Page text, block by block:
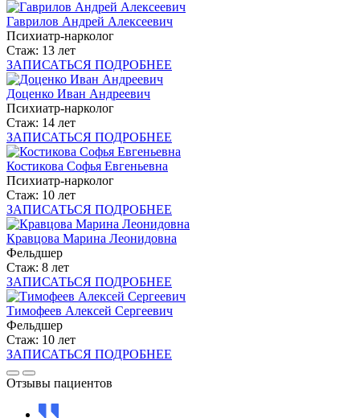
Гаврилов Андрей Алексеевич
Психиатр-нарколог
Стаж: 13 лет
ЗАПИСАТЬСЯ ПОДРОБНЕЕ
Доценко Иван Андреевич
Психиатр-нарколог
Стаж: 14 лет
ЗАПИСАТЬСЯ ПОДРОБНЕЕ
Костикова Софья Евгеньевна
Психиатр-нарколог
Стаж: 10 лет
ЗАПИСАТЬСЯ ПОДРОБНЕЕ
Кравцова Марина Леонидовна
Фельдшер
Стаж: 8 лет
ЗАПИСАТЬСЯ ПОДРОБНЕЕ
Тимофеев Алексей Сергеевич
Фельдшер
Стаж: 10 лет
ЗАПИСАТЬСЯ ПОДРОБНЕЕ
Отзывы пациентов